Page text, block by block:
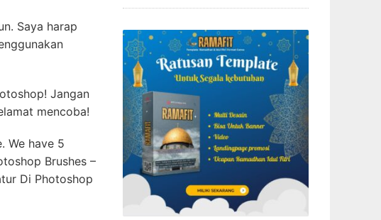
Saya harap
Jangan
mencoba!
We have 5
Brushes –
Di Photoshop